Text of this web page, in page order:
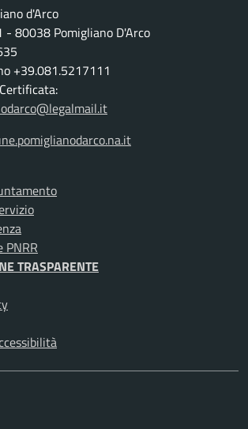
d'Arco
- 80038 Pomigliano D'Arco
+39.081.5217111
TRASPARENTE